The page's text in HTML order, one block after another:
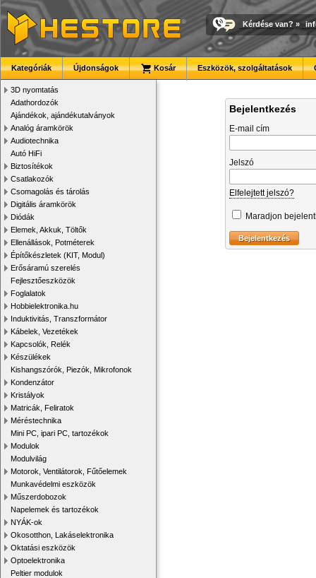
Kérdése van? »
Kategóriák Újdonságok Kosár Eszközök, szolgáltatások
3D nyomtatás
Adathordozók
Ajándékok, ajándékutalványok
Analóg áramkörök
Audiotechnika
Autó HiFi
Biztosítékok
Csatlakozók
Csomagolás és tárolás
Digitális áramkörök
Diódák
Elemek, Akkuk, Töltők
Ellenállások, Potméterek
Építőkészletek (KIT, Modul)
Erősáramú szerelés
Fejlesztőeszközök
Foglalatok
Hobbielektronika.hu
Induktivitás, Transzformátor
Kábelek, Vezetékek
Kapcsolók, Relék
Készülékek
Kishangszórók, Piezók, Mikrofonok
Kondenzátor
Kristályok
Matricák, Feliratok
Méréstechnika
Mini PC, ipari PC, tartozékok
Modulok
Modulvilág
Motorok, Ventilátorok, Fűtőelemek
Munkavédelmi eszközök
Műszerdobozok
Napelemek és tartozékok
NYÁK-ok
Okosotthon, Lakáselektronika
Oktatási eszközök
Optoelektronika
Peltier modulok
Bejelentkezés
E-mail cím
Jelszó
Elfelejtett jelszó?
Maradjon